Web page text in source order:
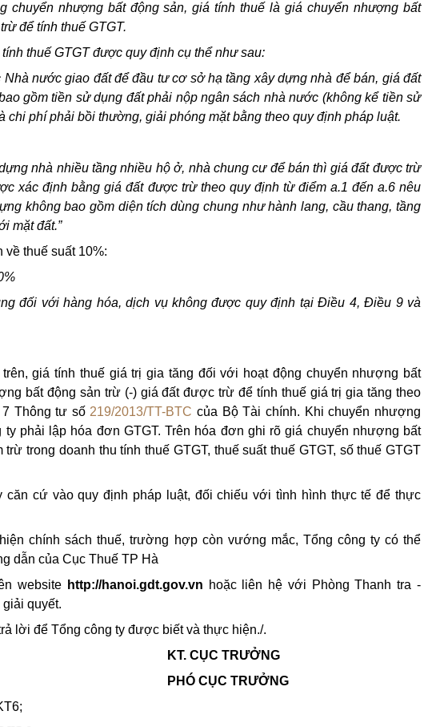
chuyển nhượng bất động sản, giá tính thuế là giá chuyển nhượng bất
để tính thuế GTGT.
thuế GTGT được quy định cụ thể như sau:
nước giao đất để đầu tư cơ sở hạ tầng xây dựng nhà để bán, giá đất
gồm tiền sử dụng đất phải nộp ngân sách nhà nước (không kể tiền sử
chi phí phải bồi thường, giải phóng mặt bằng theo quy định pháp luật.
nhà nhiều tầng nhiều hộ ở, nhà chung cư để bán thì giá đất được trừ
xác định bằng giá đất được trừ theo quy định từ điểm a.1 đến a.6 nêu
không bao gồm diện tích dùng chung như hành lang, cầu thang, tầng
mặt đất.”
thuế suất 10%:
đối với hàng hóa, dịch vụ không được quy định tại Điều 4, Điều 9 và
giá tính thuế giá trị gia tăng đối với hoạt động chuyển nhượng bất
bất động sản trừ (-) giá đất được trừ để tính thuế giá trị gia tăng theo
Thông tư số 219/2013/TT-BTC của Bộ Tài chính. Khi chuyển nhượng
phải lập hóa đơn GTGT. Trên hóa đơn ghi rõ giá chuyển nhượng bất
trong doanh thu tính thuế GTGT, thuế suất thuế GTGT, số thuế GTGT
căn cứ vào quy định pháp luật, đối chiếu với tình hình thực tế để thực
chính sách thuế, trường hợp còn vướng mắc, Tổng công ty có thể
dẫn của Cục Thuế TP Hà
website http://hanoi.gdt.gov.vn hoặc liên hệ với Phòng Thanh tra -
quyết.
lời để Tổng công ty được biết và thực hiện./.
KT. CỤC TRƯỞNG
PHÓ CỤC TRƯỞNG